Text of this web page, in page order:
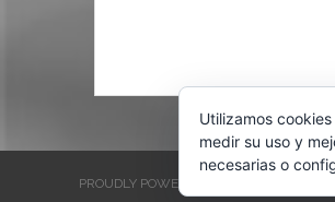
PROUDLY POWERED BY WORDPRESS
Utilizamos
medir su uso y
necesarias o